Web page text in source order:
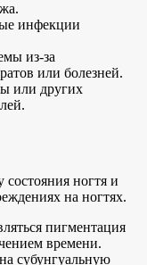
инфекции
из-за
или болезней.
или других
ногтя и
на ногтях.
пигментация
времени.
субунгуальную